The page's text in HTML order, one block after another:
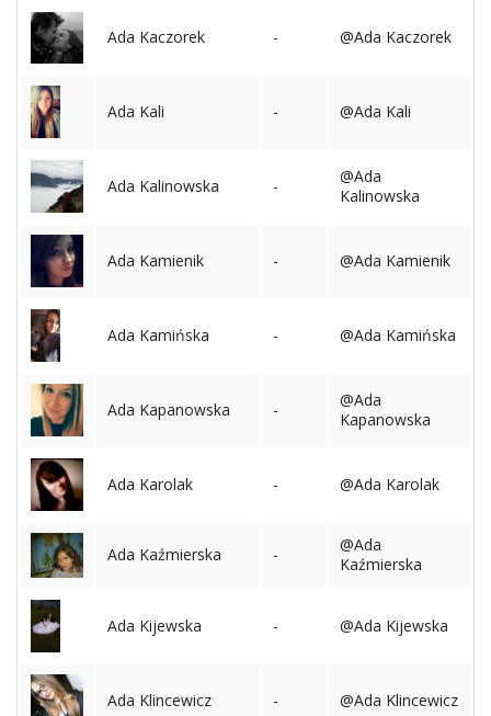
ekspertów
Strefa
Blogerek
Konkursy
Recenzje
Dodaj
Dodaj
Dodaj
galerię
Dodaj
artykuł
Najlepsze
Ada Kaczorek - @Ada Kaczorek
Ada Kali - @Ada Kali
Ada Kalinowska -
@Ada
Kalinowska
Ada Kamienik - @Ada Kamienik
Ada Kamińska - @Ada Kamińska
Ada Kapanowska -
@Ada
Kapanowska
Ada Karolak - @Ada Karolak
Ada Kaźmierska -
@Ada
Kaźmierska
Ada Kijewska - @Ada Kijewska
Ada Klincewicz - @Ada Klincewicz